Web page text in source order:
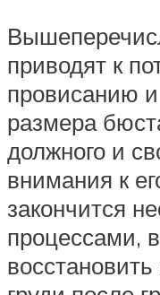
приводят к
провисанию
размера
должного и
внимания к
закончится
процессами,